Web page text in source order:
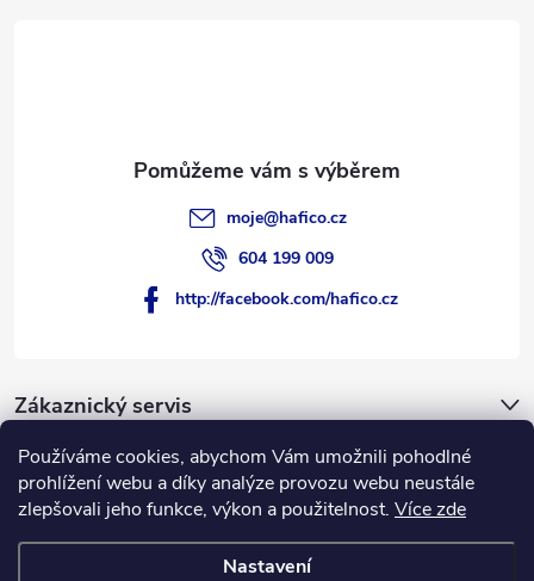
Používáme cookies, abychom Vám umožnili pohodlné
prohlížení webu a díky analýze provozu webu neustále
zlepšovali jeho funkce, výkon a použitelnost. Více zde
Nastavení
Zákaznický servis
Novinky
Hafico.cz
moje@hafico.cz
604 199 009
http://facebook.com/hafico.cz